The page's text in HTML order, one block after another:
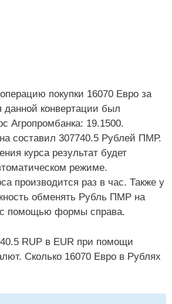
покупки 16070 Евро за
конвертации был
Агропромбанка: 19.1500.
составил 307740.5 Рублей ПМР.
курса результат будет
режиме.
производится раз в час. Также у
обменять Рубль ПМР на
помощью формы справа.
RUP в EUR при помощи
Сколько 16070 Евро в Рублях